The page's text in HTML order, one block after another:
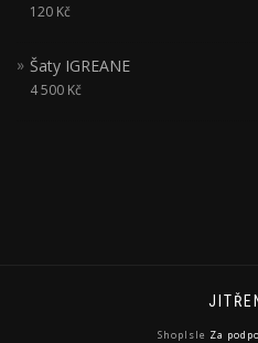
120 Kč
Šaty IGREANE
4 500 Kč
ShopIsle Za